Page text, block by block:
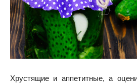
Хрустящие и аппетитные, а